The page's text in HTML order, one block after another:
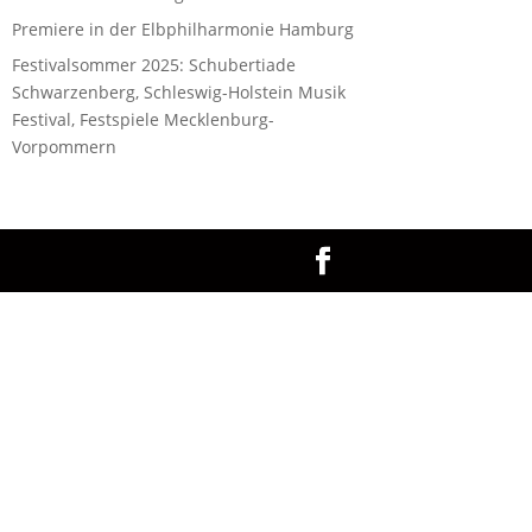
Premiere in der Elbphilharmonie Hamburg
Festivalsommer 2025: Schubertiade
Schwarzenberg, Schleswig-Holstein Musik
Festival, Festspiele Mecklenburg-
Vorpommern